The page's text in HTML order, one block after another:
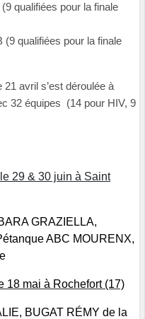
qualifiées pour la finale
qualifiées pour la finale
avril s’est déroulée à
32 équipes (14 pour HIV, 9
29 & 30 juin à Saint
GRAZIELLA,
ABC MOURENX,
18 mai à Rochefort (17)
BUGAT RÉMY de la